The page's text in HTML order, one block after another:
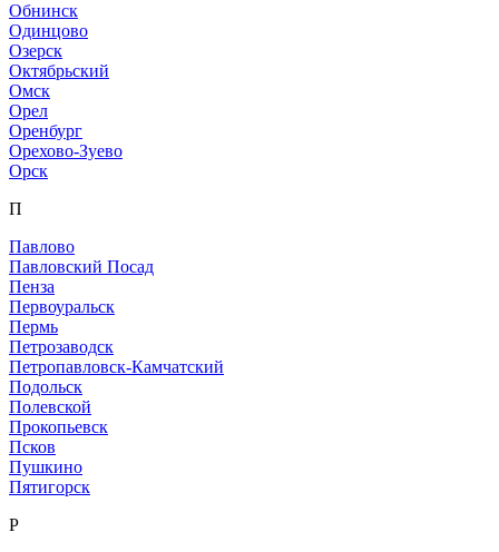
Обнинск
Одинцово
Озерск
Октябрьский
Омск
Орел
Оренбург
Орехово-Зуево
Орск
П
Павлово
Павловский Посад
Пенза
Первоуральск
Пермь
Петрозаводск
Петропавловск-Камчатский
Подольск
Полевской
Прокопьевск
Псков
Пушкино
Пятигорск
Р